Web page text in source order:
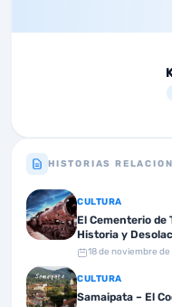
HISTORIAS
CULTURA
El Cementerio de
Historia y
18 de noviembre
CULTURA
Samaipata – El